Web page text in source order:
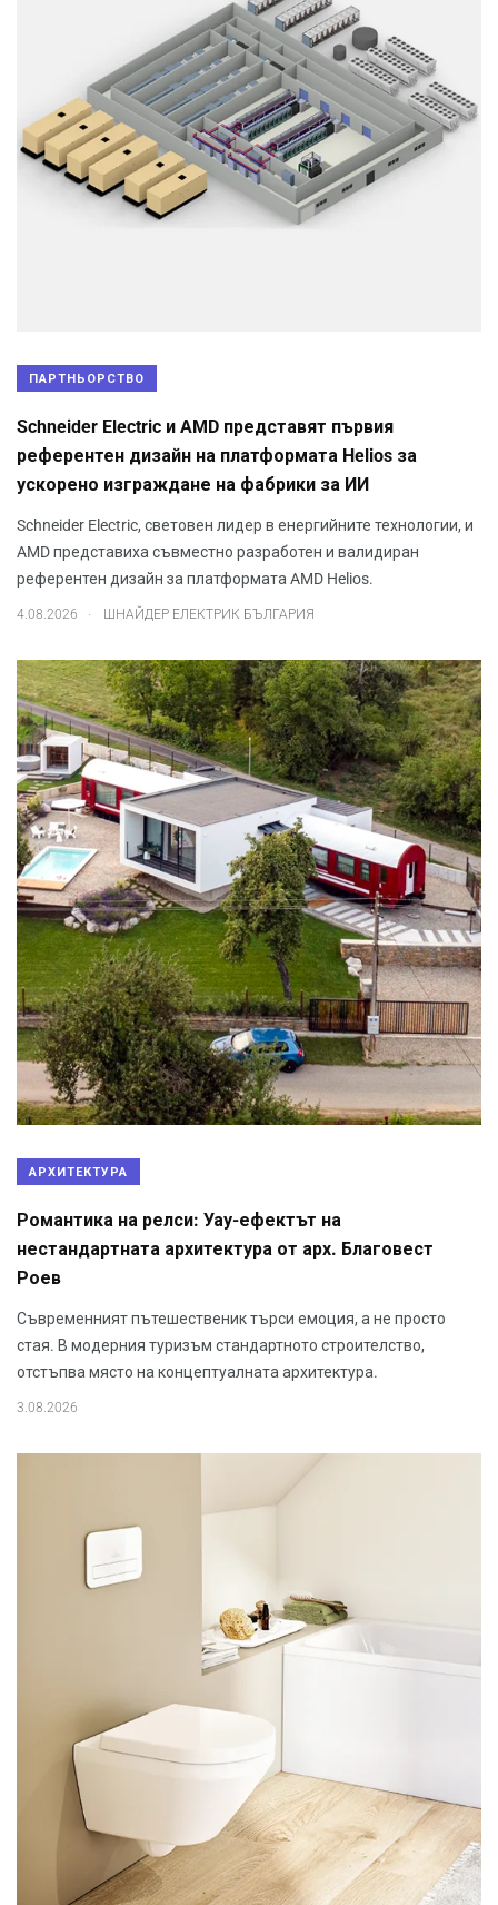
ПАРТНЬОРСТВО
Schneider Electric и AMD представят първия
референтен дизайн на платформата Helios за
ускорено изграждане на фабрики за ИИ
Schneider Electric, световен лидер в енергийните технологии, и
AMD представиха съвместно разработен и валидиран
референтен дизайн за платформата AMD Helios.
4.08.2026 . ШНАЙДЕР ЕЛЕКТРИК БЪЛГАРИЯ
АРХИТЕКТУРА
Романтика на релси: Уау-ефектът на
нестандартната архитектура от арх. Благовест
Роев
Съвременният пътешественик търси емоция, а не просто
стая. В модерния туризъм стандартното строителство,
отстъпва място на концептуалната архитектура.
3.08.2026